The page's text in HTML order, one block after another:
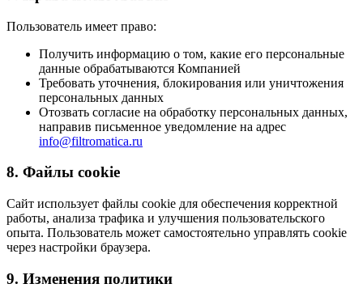
Пользователь имеет право:
Получить информацию о том, какие его персональные
данные обрабатываются Компанией
Требовать уточнения, блокирования или уничтожения
персональных данных
Отозвать согласие на обработку персональных данных,
направив письменное уведомление на адрес
info@filtromatica.ru
8. Файлы cookie
Сайт использует файлы cookie для обеспечения корректной
работы, анализа трафика и улучшения пользовательского
опыта. Пользователь может самостоятельно управлять cookie
через настройки браузера.
9. Изменения политики